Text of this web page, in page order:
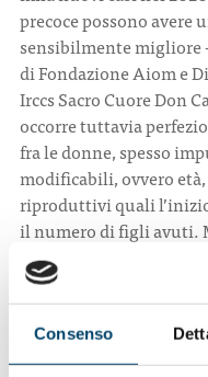
Consenso
precoce possono avere
sensibilmente migliore
di Fondazione Aiom e
Irccs Sacro Cuore Don
occorre tuttavia
fra le donne, spesso
modificabili, ovvero
riproduttivi quali
il numero di figli avuti.
sull’adozione, in ogni
sani, dieta a basso
mediterraneo, attività
il rischio di sviluppo
differenza sul tumore